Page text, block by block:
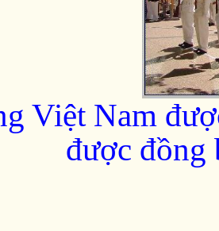
Việt Nam
được đồng